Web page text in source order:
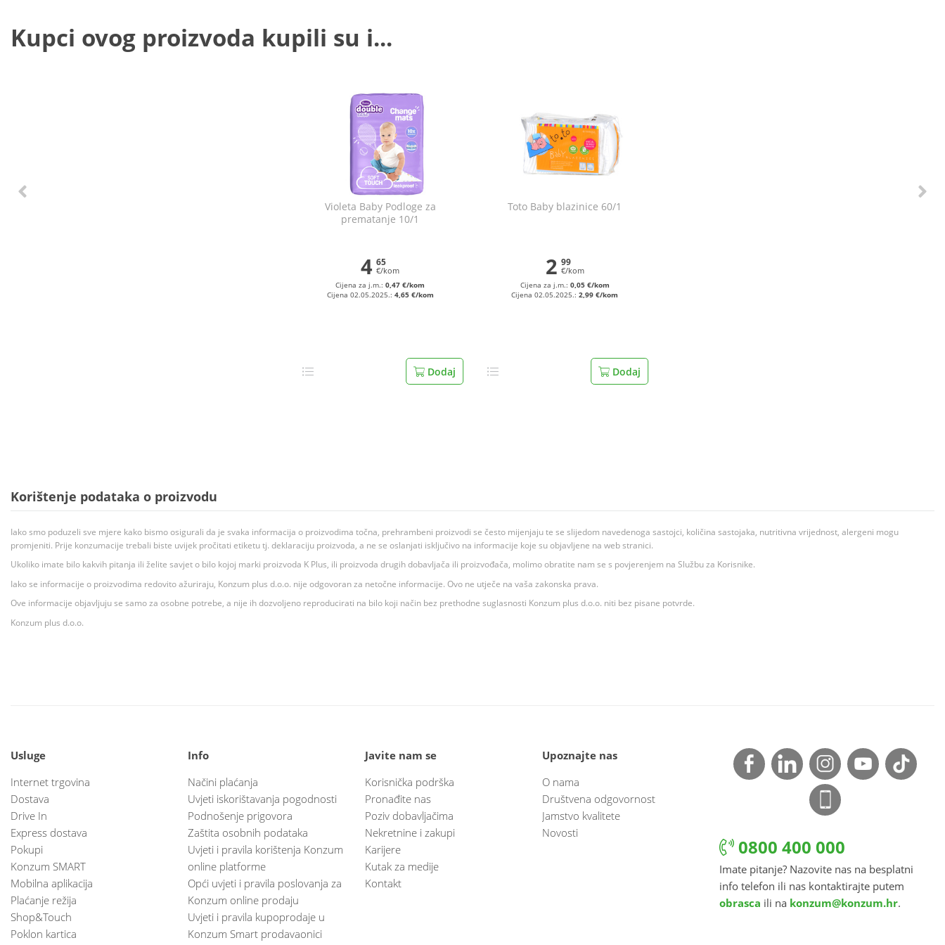
Kupci ovog proizvoda kupili su i...
Violeta Baby Podloge za
prematanje 10/1
4 65
€/kom
Cijena za j.m.:0,47 €/kom
Cijena 02.05.2025.: 4,65 €/kom
Dodaj
Toto Baby blazinice 60/1
2 99
€/kom
Cijena za j.m.: 0,05 €/kom
Cijena 02.05.2025.:2,99 €/kom
Dodaj
Korištenje podataka o proizvodu
Iako smo poduzeli sve mjere kako bismo osigurali da je svaka informacija o proizvodima točna, prehrambeni proizvodi se često mijenjaju te se slijedom navedenoga sastojci, količina sastojaka, nutritivna vrijednost, alergeni mogu
promjeniti. Prije konzumacije trebali biste uvijek pročitati etiketu tj. deklaraciju proizvoda, a ne se oslanjati isključivo na informacije koje su objavljene na web stranici.
Ukoliko imate bilo kakvih pitanja ili želite savjet o bilo kojoj marki proizvoda K Plus, ili proizvoda drugih dobavljača ili proizvođača, molimo obratite nam se s povjerenjem na Službu za Korisnike.
Iako se informacije o proizvodima redovito ažuriraju, Konzum plus d.o.o. nije odgovoran za netočne informacije. Ovo ne utječe na vaša zakonska prava.
Ove informacije objavljuju se samo za osobne potrebe, a nije ih dozvoljeno reproducirati na bilo koji način bez prethodne suglasnosti Konzum plus d.o.o. niti bez pisane potvrde.
Konzum plus d.o.o.
Usluge
Internet trgovina
Dostava
Drive In
Express dostava
Pokupi
Konzum SMART
Mobilna aplikacija
Plaćanje režija
Shop&Touch
Poklon kartica
Info
Načini plaćanja
Uvjeti iskorištavanja pogodnosti
Podnošenje prigovora
Zaštita osobnih podataka
Uvjeti i pravila korištenja Konzum
online platforme
Opći uvjeti i pravila poslovanja za
Konzum online prodaju
Uvjeti i pravila kupoprodaje u
Konzum Smart prodavaonici
Javite nam se
Korisnička podrška
Pronađite nas
Poziv dobavljačima
Nekretnine i zakupi
Karijere
Kutak za medije
Kontakt
Upoznajte nas
O nama
Društvena odgovornost
Jamstvo kvalitete
Novosti
0800 400 000
Imate pitanje? Nazovite nas na besplatni
info telefon ili nas kontaktirajte putem
obrasca ili na konzum@konzum.hr.